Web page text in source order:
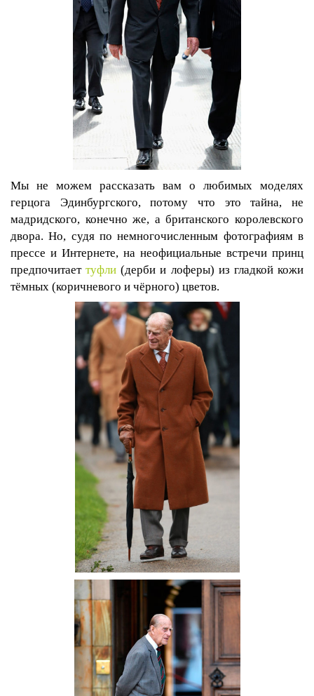
Мы не можем рассказать вам о любимых моделях
герцога Эдинбургского, потому что это тайна, не
мадридского, конечно же, а британского королевского
двора. Но, судя по немногочисленным фотографиям в
прессе и Интернете, на неофициальные встречи принц
предпочитаеттуфли (дерби и лоферы) из гладкой кожи
тёмных (коричневого и чёрного) цветов.